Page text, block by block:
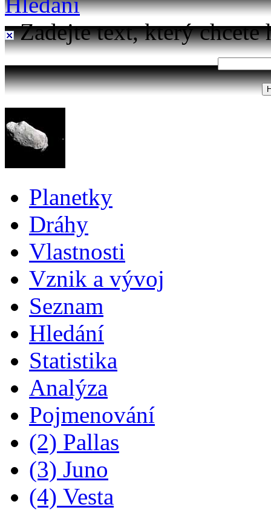
Zadejte text, který chcete
Planetky
Dráhy
Vlastnosti
Vznik a vývoj
Seznam
Hledání
Statistika
Analýza
Pojmenování
(2) Pallas
(3) Juno
(4) Vesta